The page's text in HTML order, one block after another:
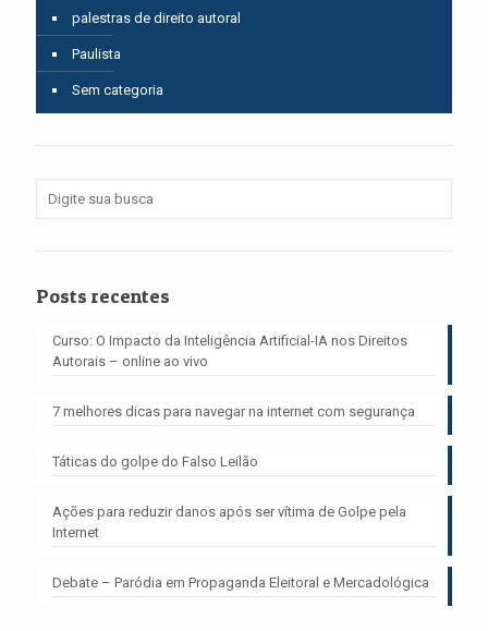
palestras de direito autoral
Paulista
Sem categoria
Posts recentes
Curso: O Impacto da Inteligência Artificial-IA nos Direitos
Autorais – online ao vivo
7 melhores dicas para navegar na internet com segurança
Táticas do golpe do Falso Leilão
Ações para reduzir danos após ser vítima de Golpe pela
Internet
Debate – Paródia em Propaganda Eleitoral e Mercadológica